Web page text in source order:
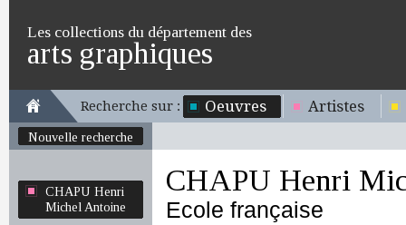
Les collections du département des
arts graphiques
Recherche sur : Oeuvres Artistes
Nouvelle recherche
CHAPU Henri
Michel Antoine
CHAPU Henri
Ecole française